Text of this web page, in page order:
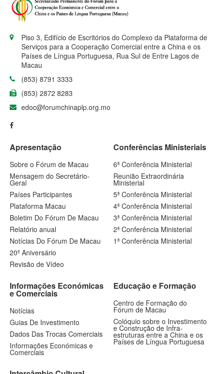
Piso 3, Edifício de Escritórios do Complexo da Plataforma de
Serviços para a Cooperação Comercial entre a China e os
Países de Língua Portuguesa, Rua Sul de Entre Lagos de
Macau
(853) 8791 3333
(853) 2872 8283
edoc@forumchinaplp.org.mo
Apresentação
Sobre o Fórum de Macau
Mensagem do Secretário-
Geral
Países Participantes
Plataforma Macau
Boletim Do Fórum De Macau
Relatório anual
Notícias Do Fórum De Macau
20º Aniversário
Revisão de Vídeo
Conferências Ministeriais
6ª Conferência Ministerial
Reunião Extraordinária
Ministerial
5ª Conferência Ministerial
4ª Conferência Ministerial
3ª Conferência Ministerial
2ª Conferência Ministerial
1ª Conferência Ministerial
Informações Económicas
e Comerciais
Notícias
Guias De Investimento
Dados Das Trocas Comerciais
Informações Económicas e
Comerciais
Educação e Formação
Centro de Formação do
Fórum de Macau
Colóquio sobre o Investimento
e Construção de Infra-
estruturas entre a China e os
Países de Língua Portuguesa